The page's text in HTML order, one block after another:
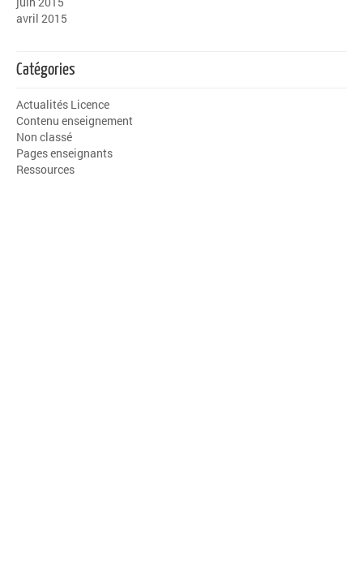
avril 2015
Catégories
Actualités Licence
Contenu enseignement
Non classé
Pages enseignants
Ressources